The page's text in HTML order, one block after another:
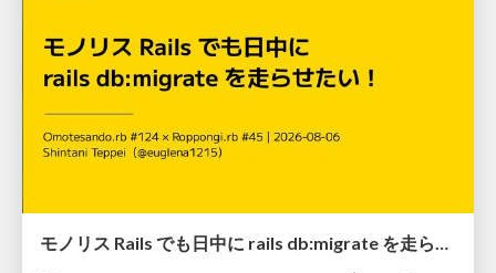
モノリス Rails でも日中に rails db:migrate を走らせたい！ / Daytime rails db:migrate on Monolithic Rails!